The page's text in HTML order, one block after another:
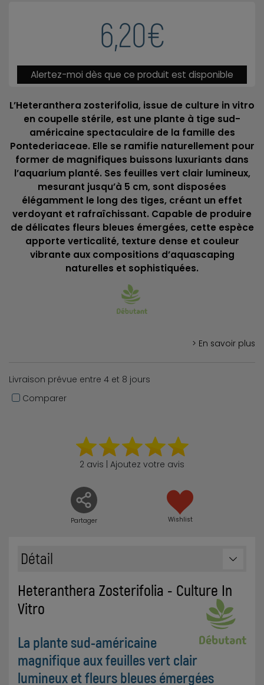
6,20€
Alertez-moi dès que ce produit est disponible
L’Heteranthera zosterifolia, issue de culture in vitro
en coupelle stérile, est une plante à tige sud-
américaine spectaculaire de la famille des
Pontederiaceae. Elle se ramifie naturellement pour
former de magnifiques buissons luxuriants dans
l’aquarium planté. Ses feuilles vert clair lumineux,
mesurant jusqu’à 5 cm, sont disposées
élégamment le long des tiges, créant un effet
verdoyant et rafraîchissant. Capable de produire
de délicates fleurs bleues émergées, cette espèce
apporte verticalité, texture dense et couleur
vibrante aux compositions d’aquascaping
naturelles et sophistiquées.
> En savoir plus
Livraison prévue entre 4 et 8 jours
Comparer
Partager
2 avis | Ajoutez votre avis
Wishlist
Détail
Heteranthera Zosterifolia - Culture In
Vitro
La plante sud-américaine
magnifique aux feuilles vert clair
lumineux et fleurs bleues émergées